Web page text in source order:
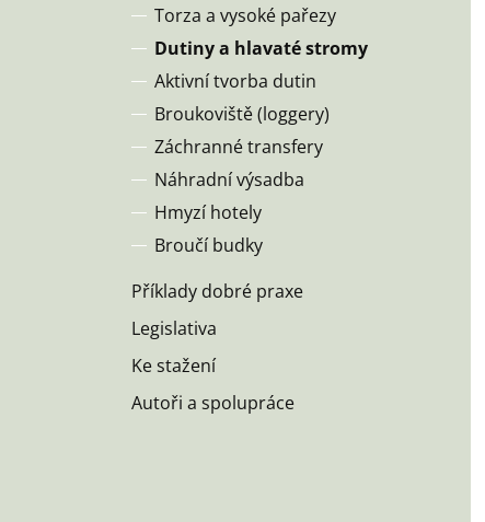
Torza a vysoké pařezy
Dutiny a hlavaté stromy
Aktivní tvorba dutin
Broukoviště (loggery)
Záchranné transfery
Náhradní výsadba
Hmyzí hotely
Broučí budky
Příklady dobré praxe
Legislativa
Ke stažení
Autoři a spolupráce